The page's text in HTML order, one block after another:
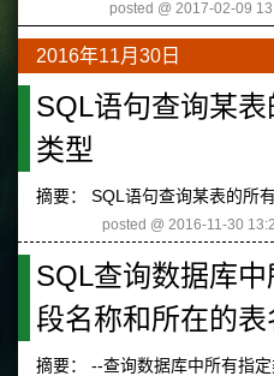
posted @ 2017-02-09
2016年11月30日
SQL语句查询某
类型
摘要： SQL语句查询某表的所
posted @ 2016-11-30
SQL查询数据库
段名称和所在的表
摘要： --查询数据库中所有指